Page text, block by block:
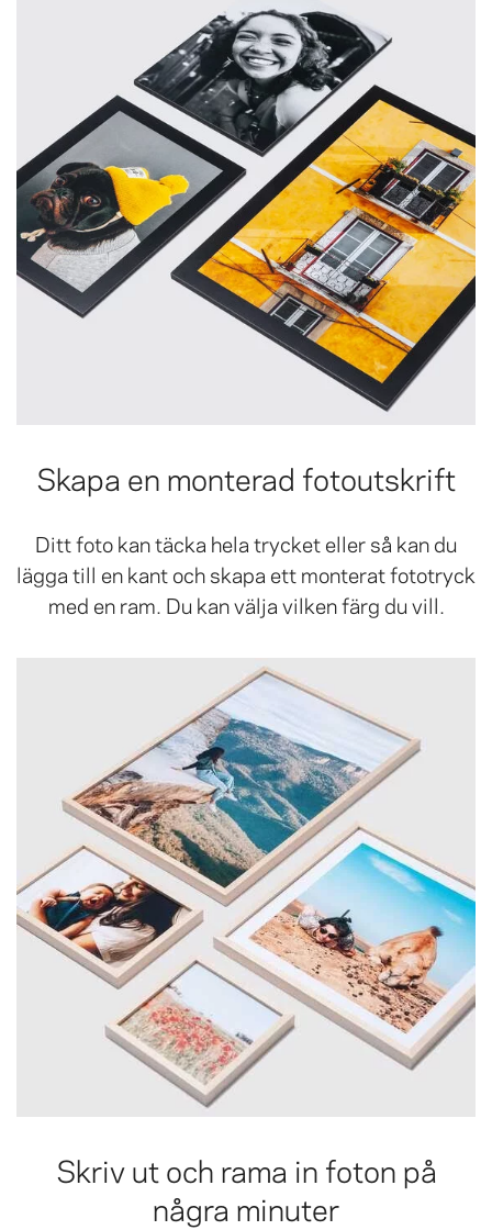
Skapa en monterad fotoutskrift
Ditt foto kan täcka hela trycket eller så kan du
lägga till en kant och skapa ett monterat fototryck
med en ram. Du kan välja vilken färg du vill.
Skriv ut och rama in foton på
några minuter